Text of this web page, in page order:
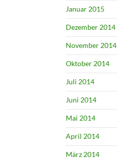
Januar 2015
Dezember 2014
November 2014
Oktober 2014
Juli 2014
Juni 2014
Mai 2014
April 2014
März 2014